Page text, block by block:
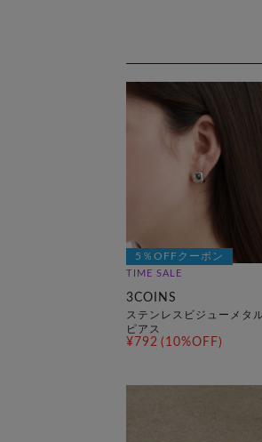
5％OFFクーポン
TIME SALE
3COINS
ステンレスビジューメタ
ピアス
¥792 (10%OFF)